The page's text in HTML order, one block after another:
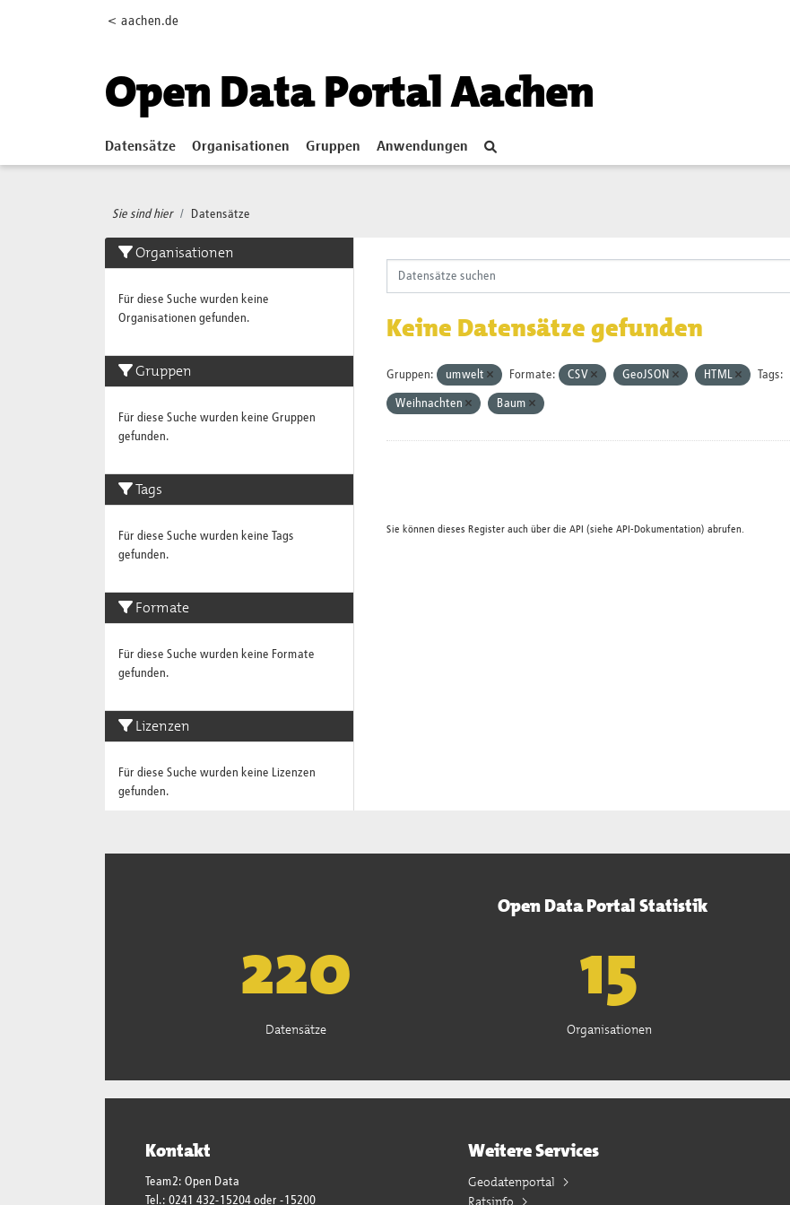
< aachen.de
Open Data Portal Aachen
Datensätze Organisationen Gruppen Anwendungen
Sie sind hier Datensätze
Organisationen
Für diese Suche wurden keine
Organisationen gefunden.
Gruppen
Für diese Suche wurden keine Gruppen
gefunden.
Tags
Für diese Suche wurden keine Tags
gefunden.
Formate
Für diese Suche wurden keine Formate
gefunden.
Lizenzen
Für diese Suche wurden keine Lizenzen
gefunden.
Keine Datensätze gefunden
Gruppen: umwelt Formate: CSV GeoJSON HTML Tags:
Weihnachten Baum
Sie können dieses Register auch über die API (siehe API-Dokumentation) abrufen.
Open Data Portal Statistik
223
Datensätze
15
Organisationen
Kontakt
Team2: Open Data
Tel.: 0241 432-15204 oder -15200
Weitere Services
Geodatenportal
Ratsinfo